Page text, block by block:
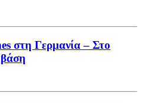
στη Γερμανία – Στο